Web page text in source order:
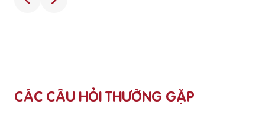
CÁC CÂU HỎI THƯỜNG GẶP